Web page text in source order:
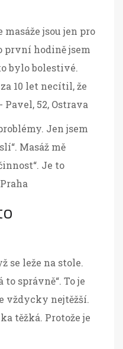
jsou jen pro
první hodině jsem
bylo bolestivé.
10 let necítil, že
Pavel, 52, Ostrava
Jen jsem
Masáž mě
Je to
se leže na stole.
to správně“. To je
vždycky nejtěžší.
těžká. Protože je